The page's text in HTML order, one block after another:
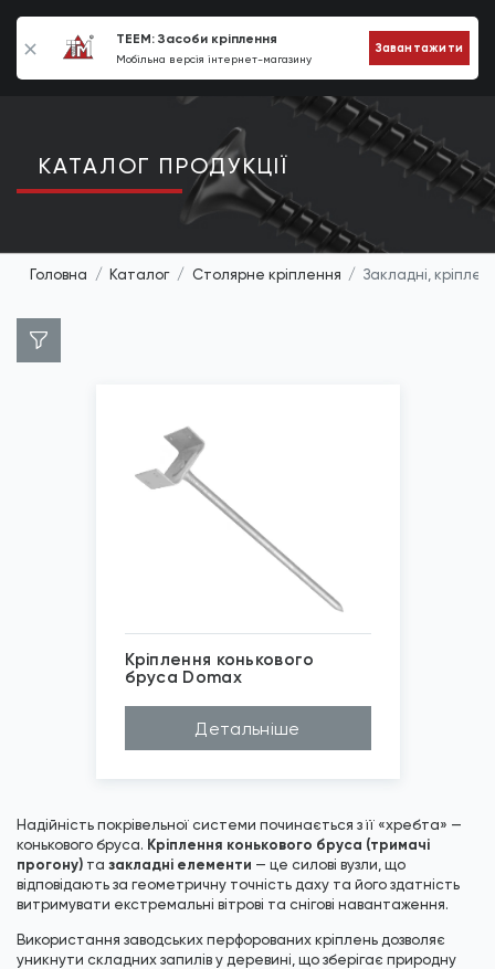
TEEM: Засоби кріплення
Мобільна версія інтернет-магазину
Завантажити
0
КАТАЛОГ ПРОДУКЦIЇ
Головна Каталог Столярне кріплення Закладні,
Кріплення конькового
бруса Domax
Зображені фото є...
Бренд
Domax
Детальніше
Надійність покрівельної системи починається з її «хребта» —
конькового бруса. Кріплення конькового бруса (тримачі
прогону) та закладні елементи — це силові вузли, що
відповідають за геометричну точність даху та його здатність
витримувати екстремальні вітрові та снігові навантаження.
Використання заводських перфорованих кріплень дозволяє
уникнути складних запилів у деревині, що зберігає природну